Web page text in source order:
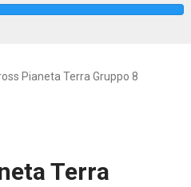
Pianeta Terra Gruppo 8
Terra